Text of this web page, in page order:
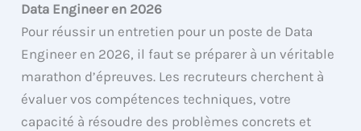
Data Engineer en 2026
Pour réussir un entretien pour un poste de Data
Engineer en 2026, il faut se préparer à un véritable
marathon d’épreuves. Les recruteurs cherchent à
évaluer vos compétences techniques, votre
capacité à résoudre des problèmes concrets et